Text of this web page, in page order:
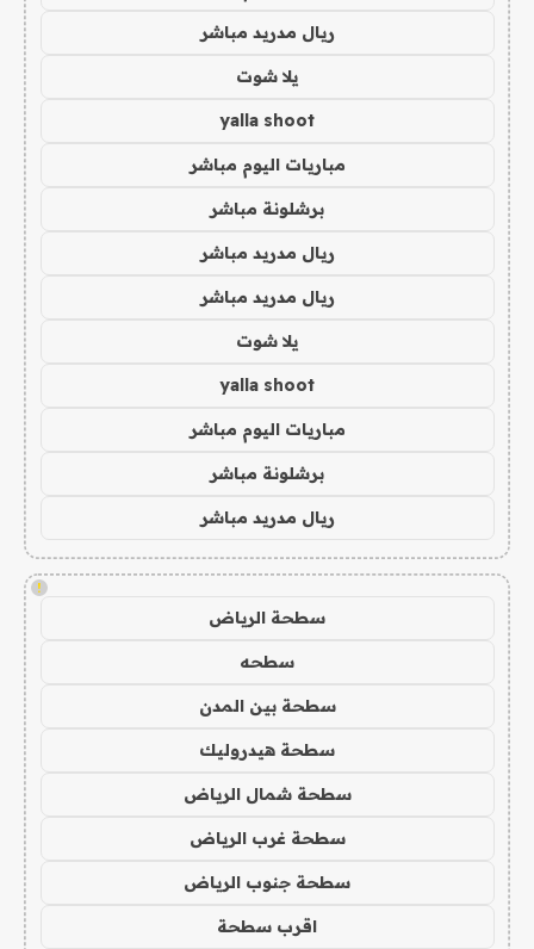
ريال مدريد مباشر
يلا شوت
yalla shoot
مباريات اليوم مباشر
برشلونة مباشر
ريال مدريد مباشر
ريال مدريد مباشر
يلا شوت
yalla shoot
مباريات اليوم مباشر
برشلونة مباشر
ريال مدريد مباشر
!
سطحة الرياض
سطحه
سطحة بين المدن
سطحة هيدروليك
سطحة شمال الرياض
سطحة غرب الرياض
سطحة جنوب الرياض
اقرب سطحة